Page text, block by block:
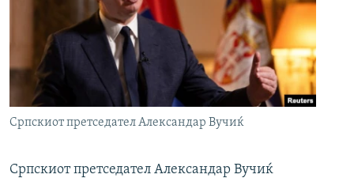
Српскиот претседател Александар Вучиќ
Српскиот претседател Александар Вучиќ